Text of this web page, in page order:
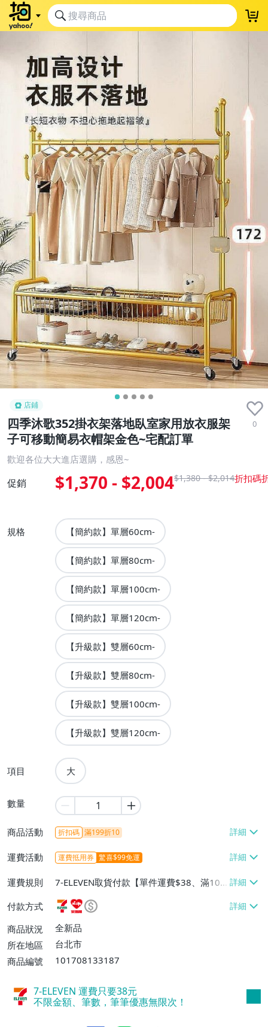
店鋪
四季沐歌352掛衣架落地臥室家用放衣服架
子可移動簡易衣帽架金色~宅配訂單
0
歡迎各位大大進店選購，感恩~
促銷 $1,370 - $2,004$1,380 - $2,014
規格 【簡約款】單層60cm-
【簡約款】單層80cm-
【簡約款】單層100cm-
【簡約款】單層120cm-
【升級款】雙層60cm-
【升級款】雙層80cm-
【升級款】雙層100cm-
【升級款】雙層120cm-
項目 大
數量
商品活動 折扣碼 滿199折10
運費活動 運費抵用券 驚喜$99免運
運費規則
7-ELEVEN取貨付款【單件運費$38、滿100
件或消費滿$599免運費】、萊爾富取貨付
款【單件運費$60、滿100件或消費滿$599
免運費】、宅配/貨運【單件運費$80、滿1
00件或消費滿$599免運費】
付款方式
商品狀況
全新品
所在地區
台北市
商品編號
101708133187
7-ELEVEN 運費只要38元
不限金額、筆數，筆筆優惠無限次！